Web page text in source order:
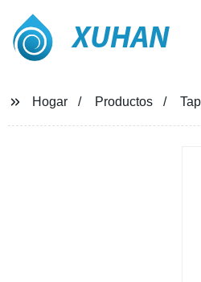
XUHAN
Hogar Productos